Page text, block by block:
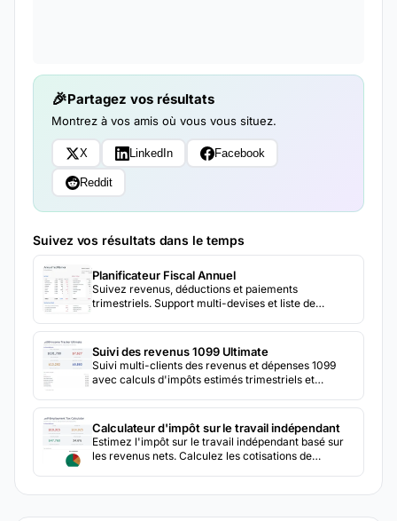
Partagez vos résultats
Montrez à vos amis où vous vous situez.
X LinkedIn Facebook
Reddit
Suivez vos résultats dans le temps
Planificateur Fiscal Annuel
Suivez revenus, déductions et paiements
trimestriels. Support multi-devises et liste de
Suivi des revenus 1099 Ultimate
Suivi multi-clients des revenus et dépenses 1099
avec calculs d'impôts estimés trimestriels et
Calculateur d'impôt sur le travail indépendant
Estimez l'impôt sur le travail indépendant basé sur
les revenus nets. Calculez les cotisations de